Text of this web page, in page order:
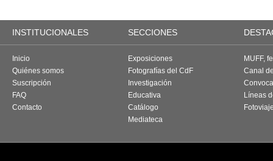
INSTITUCIONALES SECCIONES
Inicio
Quiénes somos
Suscripción
FAQ
Contacto
Exposiciones
Fotografías del CdF
Investigación
Educativa
Catálogo
Mediateca
MUFF,
Canal
Líneas